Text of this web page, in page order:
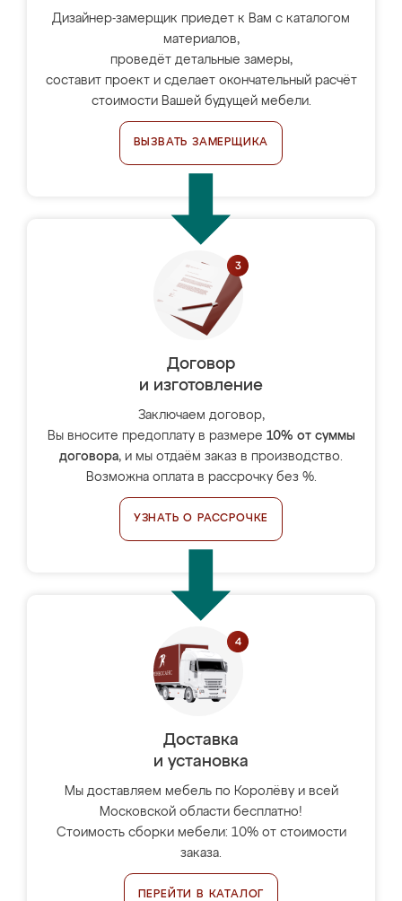
Дизайнер-замерщик приедет к Вам с каталогом
материалов,
проведёт детальные замеры,
составит проект и сделает окончательный расчёт
стоимости Вашей будущей мебели.
ВЫЗВАТЬ ЗАМЕРЩИКА
Договор
и изготовление
Заключаем договор,
Вы вносите предоплату в размере 10% от суммы
договора, и мы отдаём заказ в производство.
Возможна оплата в рассрочку без %.
УЗНАТЬ О РАССРОЧКЕ
Доставка
и установка
Мы доставляем мебель по Королёву и всей
Московской области бесплатно!
Стоимость сборки мебели: 10% от стоимости
заказа.
ПЕРЕЙТИ В КАТАЛОГ